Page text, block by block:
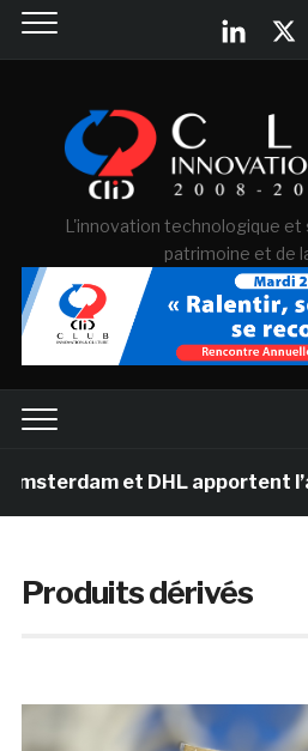
L'innovation technologique et
patrimoine et de
et DHL apportent l’art dans
Produits dérivés